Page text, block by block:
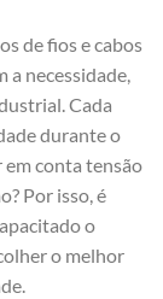
de fios e cabos
a necessidade,
Cada
durante o
conta tensão
Por isso, é
o
o melhor